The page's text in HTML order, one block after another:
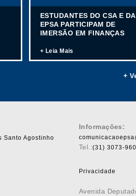
ESTUDANTES DO CSA E DA
EPSA PARTICIPAM DE
IMERSÃO EM FINANÇAS
+ Leia Mais
+
Informações:
Tel.:(31) 3073-
Privacidade
Avenida